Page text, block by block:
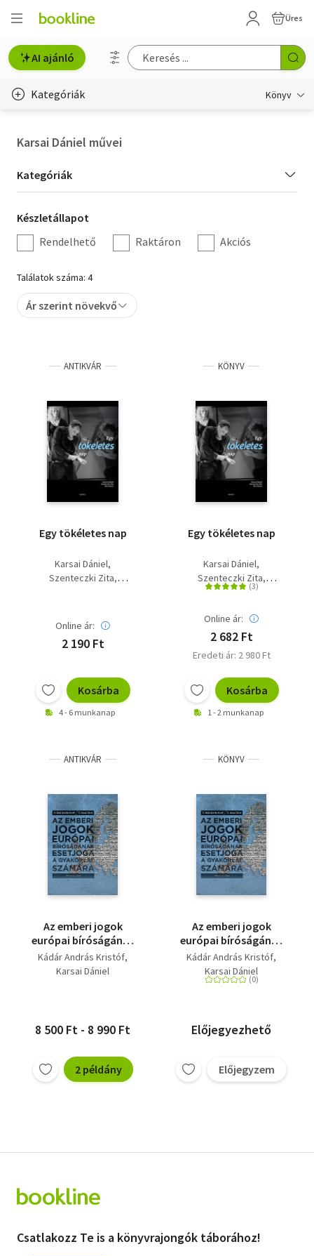
Üres
AI ajánló
Kategóriák Könyv
Hobbi, szabadidő
Irodalom
Művészet
Szakkönyv
Tankönyv, segédkönyv
Társadalomtudomány
Természettudomány
Történelem
Karsai Dániel művei
Kategória
szűrés
Kategóriák
Készletállapot
szűrés
Készletállapot
Rendelhető
Raktáron Akciós
Találatok száma: 4
Ár szerint növekvő
ANTIKVÁR
Egy tökéletes nap
Karsai Dániel
Szenteczki Zita
Online ár:
2 190 Ft
Kosárba
4 - 6 munkanap
KÖNYV
Egy tökéletes nap
Karsai Dániel
Szenteczki Zita
Bíró Bence
Online ár:
2 682 Ft
Eredeti ár: 2 980 Ft
Kosárba
1 - 2 munkanap
ANTIKVÁR
Az emberi jogok
európai bíróságának
esetjoga a gyakorlat
számára
Kádár András Kristóf
Karsai Dániel
8 500 Ft - 8 990 Ft
2 példány
KÖNYV
Az emberi jogok
európai bíróságának
esetjoga a gyakorlat
számára
Kádár András Kristóf
Karsai Dániel
Előjegyezhető
Előjegyzem
Csatlakozz Te is a könyvrajongók táborához!